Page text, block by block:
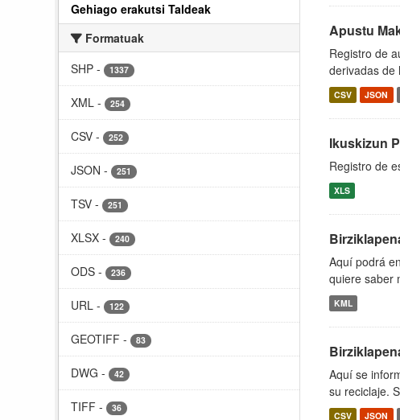
Gehiago erakutsi Taldeak
Formatuak
SHP - 1337
XML - 254
CSV - 252
JSON - 251
TSV - 251
XLSX - 240
ODS - 236
URL - 122
GEOTIFF - 83
DWG - 42
TIFF - 36
Apustu
Registro de
derivadas de
CSV JSON
Ikuskizun
Registro de
XLS
Aquí podrá
quiere saber
KML
Aquí se
su reciclaje.
CSV JSON